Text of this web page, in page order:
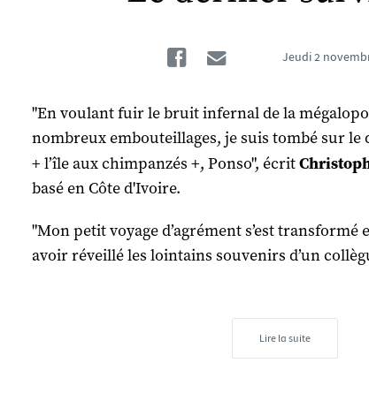
FacebookJeudi 2
"En voulant fuir le bruit infernal de la
nombreux embouteillages, je suis tombé sur
+ l’île aux chimpanzés +, Ponso", écrit
basé en Côte d'Ivoire.
"Mon petit voyage d’agrément s’est transformé
avoir réveillé les lointains souvenirs d’un
Lire la suite